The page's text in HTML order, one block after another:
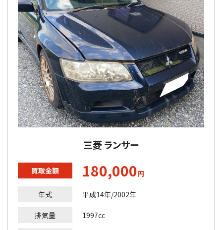
三菱 ランサー
買取金額 180,000円
年式 平成14年/2002年
排気量 1997㏄